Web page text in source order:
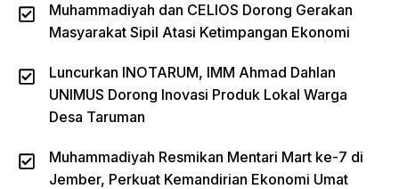
Muhammadiyah dan CELIOS Dorong Gerakan
Masyarakat Sipil Atasi Ketimpangan Ekonomi
Luncurkan INOTARUM, IMM Ahmad Dahlan
UNIMUS Dorong Inovasi Produk Lokal Warga
Desa Taruman
Muhammadiyah Resmikan Mentari Mart ke-7 di
Jember, Perkuat Kemandirian Ekonomi Umat